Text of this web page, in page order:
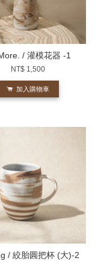
/ 灌模花器 -1
NT$ 1,500
加入購物車
/ 絞胎圓把杯 (大)-2